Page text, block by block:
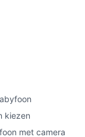
kiezen
met camera